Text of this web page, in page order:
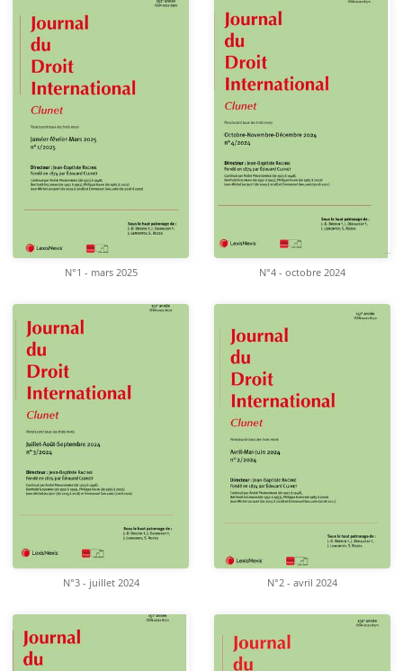
N°1 - mars 2025 N°4 - octobre 2024
N°3 - juillet 2024 N°2 - avril 2024